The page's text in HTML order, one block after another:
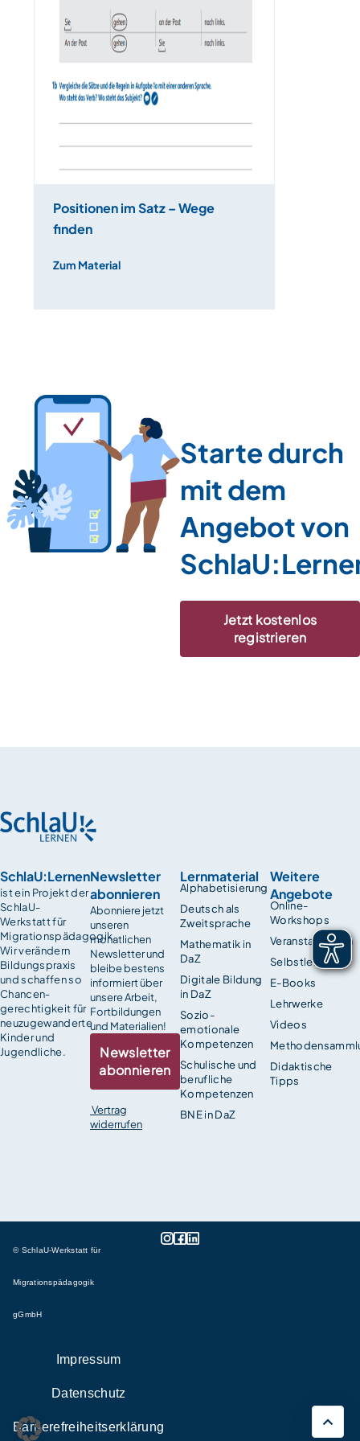
Positionen im Satz – Wege
finden
Zum Material
Starte durch
mit dem
Angebot von
Jetzt kostenlos
registrieren
SchlaU:Lernen
ist ein Projekt der
SchlaU-
Werkstatt für
Migrationspädagogik.
Wir verändern
Bildungspraxis
und schaffen so
Chancen­
gerechtigkeit für
neuzugewanderte
Kinder und
Jugendliche.
Lernmaterial
Alphabetisierung
Deutsch als
Zweitsprache
Mathematik in
DaZ
Digitale Bildung
in DaZ
Sozio-
emotionale
Kompetenzen
Schulische und
berufliche
Kompetenzen
BNE in DaZ
Weitere
Angebote
Online-
Workshops
Veranstaltungen
Selbstlernkurse
E-Books
Lehrwerke
Videos
Didaktische
Tipps
Newsletter
abonnieren
Abonniere jetzt
unseren
monatlichen
Newsletter und
bleibe bestens
informiert über
unsere Arbeit,
Fortbildungen
und Materialien!
Newsletter
abonnieren
Vertrag
widerrufen
© SchlaU-Werkstatt für
Migrationspädagogik
gGmbH
Impressum
Datenschutz
Barrierefreiheitserklärung